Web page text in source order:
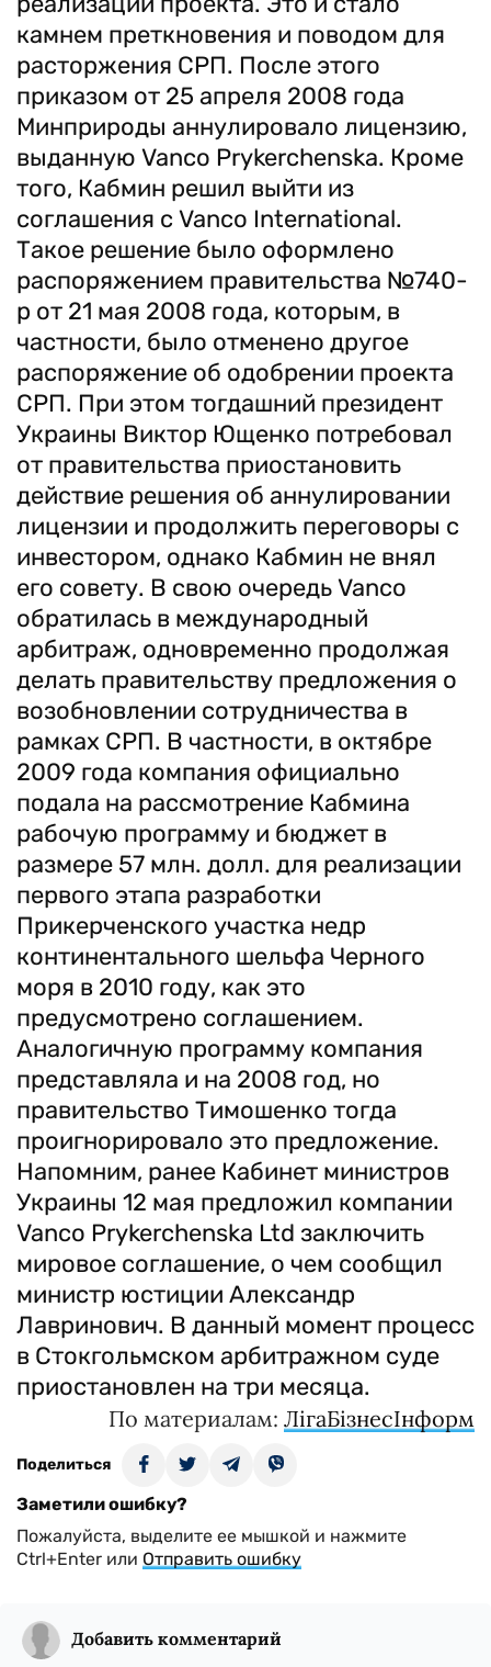
камнем преткновения и поводом для
расторжения СРП. После этого
приказом от 25 апреля 2008 года
Минприроды аннулировало лицензию,
выданную Vanco Prykerchenska. Кроме
того, Кабмин решил выйти из
соглашения с Vanco International.
Такое решение было оформлено
распоряжением правительства №740-
р от 21 мая 2008 года, которым, в
частности, было отменено другое
распоряжение об одобрении проекта
СРП. При этом тогдашний президент
Украины Виктор Ющенко потребовал
от правительства приостановить
действие решения об аннулировании
лицензии и продолжить переговоры с
инвестором, однако Кабмин не внял
его совету. В свою очередь Vanсo
обратилась в международный
арбитраж, одновременно продолжая
делать правительству предложения о
возобновлении сотрудничества в
рамках СРП. В частности, в октябре
2009 года компания официально
подала на рассмотрение Кабмина
рабочую программу и бюджет в
размере 57 млн. долл. для реализации
первого этапа разработки
Прикерченского участка недр
континентального шельфа Черного
моря в 2010 году, как это
предусмотрено соглашением.
Аналогичную программу компания
представляла и на 2008 год, но
правительство Тимошенко тогда
проигнорировало это предложение.
Напомним, ранее Кабинет министров
Украины 12 мая предложил компании
Vanco Prykerchenska Ltd заключить
мировое соглашение, о чем сообщил
министр юстиции Александр
Лавринович. В данный момент процесс
в Стокгольмском арбитражном суде
приостановлен на три месяца.
По материалам: ЛігаБізнесІнформ
Поделиться
Заметили ошибку?
Пожалуйста, выделите ее мышкой и нажмите
Ctrl+Enter или Отправить ошибку
Добавить комментарий